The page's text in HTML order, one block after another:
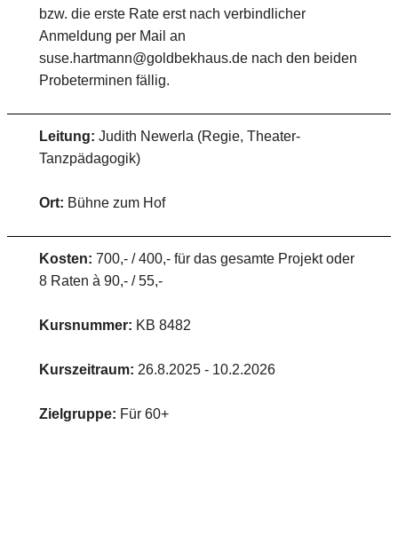
bzw. die erste Rate erst nach verbindlicher
Anmeldung per Mail an
suse.hartmann@goldbekhaus.de nach den beiden
Probeterminen fällig.
Leitung: Judith Newerla (Regie, Theater-
Tanzpädagogik)
Ort: Bühne zum Hof
Kosten: 700,- / 400,- für das gesamte Projekt oder
8 Raten à 90,- / 55,-
Kursnummer: KB 8482
Kurszeitraum: 26.8.2025 - 10.2.2026
Zielgruppe: Für 60+